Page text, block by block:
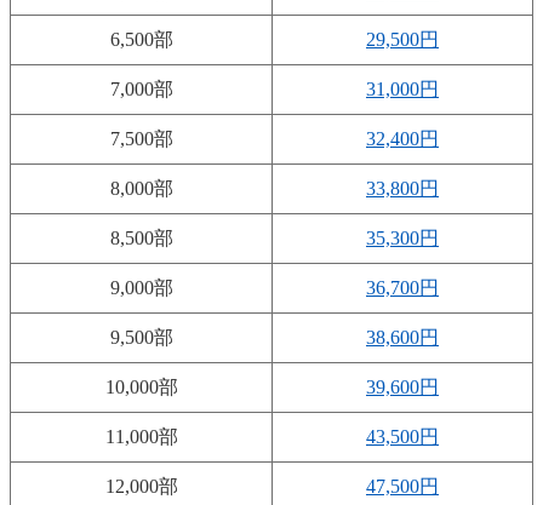
6,500部 29,500円
7,000部 31,000円
7,500部 32,400円
8,000部 33,800円
8,500部 35,300円
9,000部 36,700円
9,500部 38,600円
10,000部 39,600円
11,000部 43,500円
12,000部 47,500円